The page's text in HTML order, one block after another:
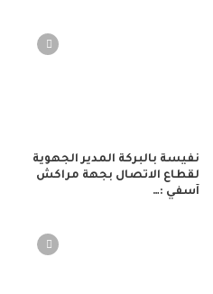
نفيسة بالبركة المدير الجهوية
لقطاع الاتصال بجهة مراكش
آسفي :…